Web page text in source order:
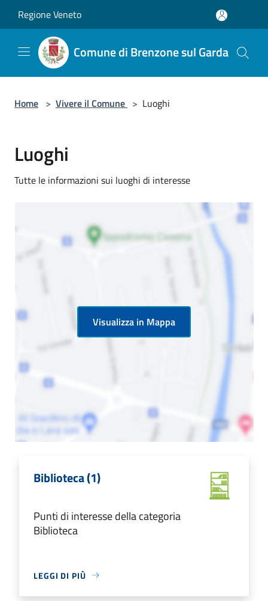
Regione Veneto
Comune di Brenzone sul Garda
Home > Vivere il Comune > Luoghi
Luoghi
Tutte le informazioni sui luoghi di interesse
Visualizza in Mappa
Biblioteca (1)
Punti di interesse della categoria
Biblioteca
LEGGI DI PIÙ